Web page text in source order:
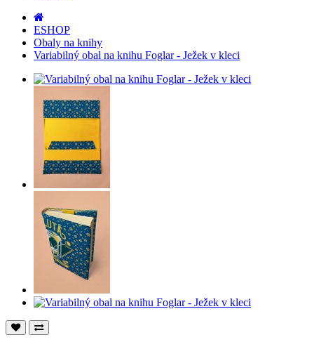
ESHOP
Obaly na knihy
Variabilný obal na knihu Foglar - Ježek v kleci